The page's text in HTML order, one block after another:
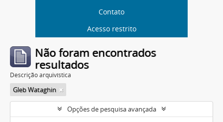
Contato
Acesso restrito
Não foram encontrados
resultados
Descrição arquivística
Gleb Wataghin
Opções de pesquisa avançada